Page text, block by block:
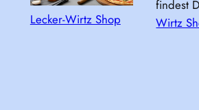
Lecker-Wirtz Shop
findest
Wirtz